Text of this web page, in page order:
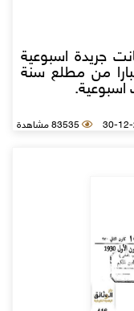
جريدة اسبوعية
من مطلع سنة
83535 مشاهدة